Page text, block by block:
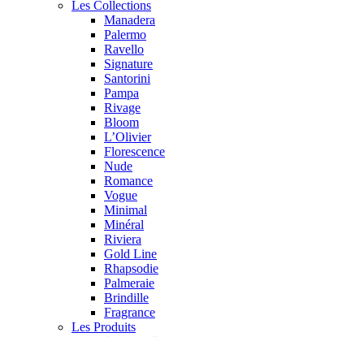
Les Collections
Manadera
Palermo
Ravello
Signature
Santorini
Pampa
Rivage
Bloom
L’Olivier
Florescence
Nude
Romance
Vogue
Minimal
Minéral
Riviera
Gold Line
Rhapsodie
Palmeraie
Brindille
Fragrance
Les Produits